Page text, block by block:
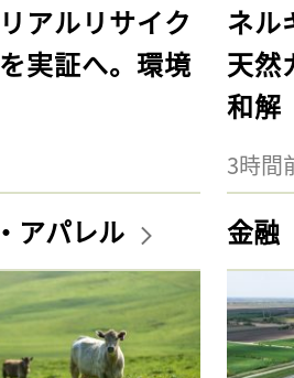
アルリサイク
実証へ。環境
ネル
天然
和解
3時間
アパレル 金融